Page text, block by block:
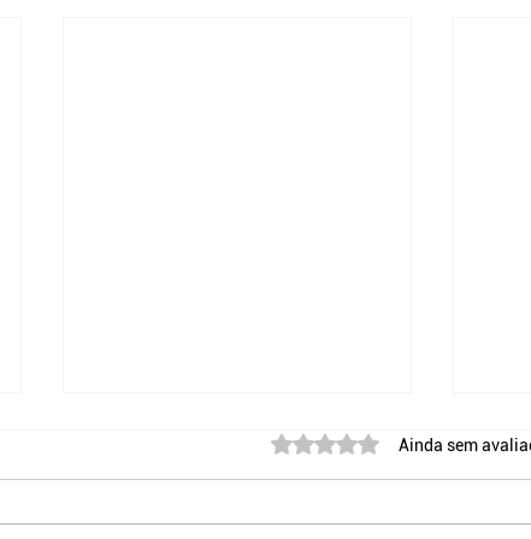
Avaliado com 0 de 5
Ainda sem